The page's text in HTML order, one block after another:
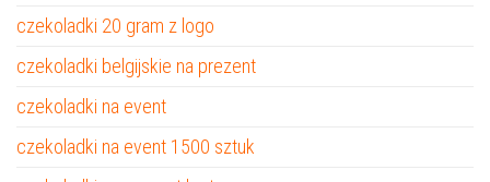
czekoladki 20 gram z logo
czekoladki belgijskie na prezent
czekoladki na event
czekoladki na event 1500 sztuk